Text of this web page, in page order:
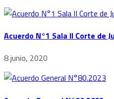
Acuerdo N°1 Sala II Corte de
8 junio, 2020